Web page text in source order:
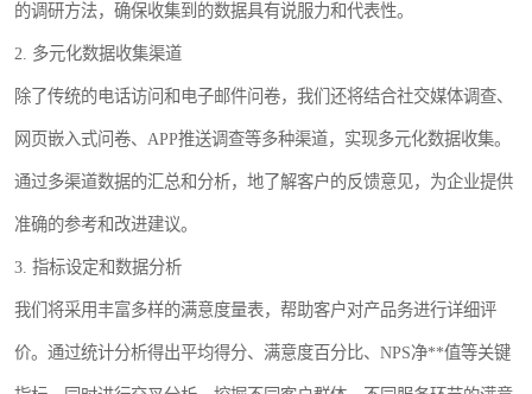
的调研方法，确保收集到的数据具有说服力和代表性。
2. 多元化数据收集渠道
除了传统的电话访问和电子邮件问卷，我们还将结合社交媒体调查、
网页嵌入式问卷、APP推送调查等多种渠道，实现多元化数据收集。
通过多渠道数据的汇总和分析，地了解客户的反馈意见，为企业提供
准确的参考和改进建议。
3. 指标设定和数据分析
我们将采用丰富多样的满意度量表，帮助客户对产品务进行详细评
价。通过统计分析得出平均得分、满意度百分比、NPS净**值等关键